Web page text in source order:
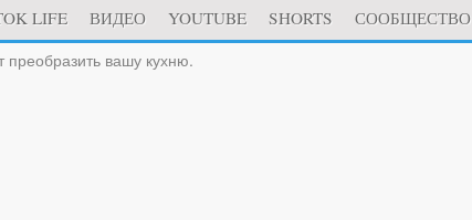
LIFE ВИДЕО YOUTUBE SHORTS СООБЩЕСТВО
вашу кухню.